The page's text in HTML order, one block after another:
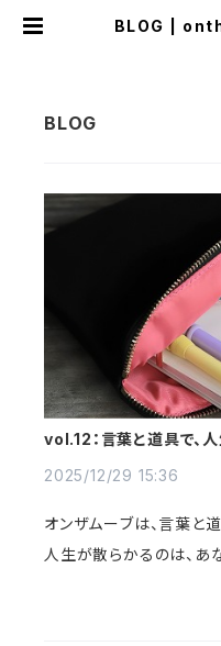
BLOG |
vol.12：言葉と道具で、
2025/12/29 15:36
オンザムーブは、言葉と
人生が散らかるのは、あ